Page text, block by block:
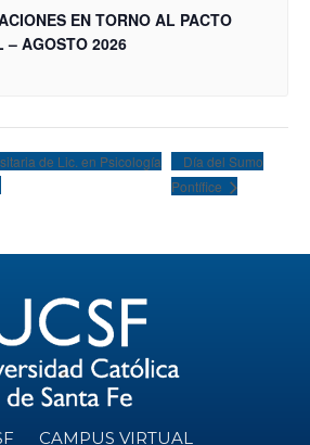
EN TORNO AL PACTO
– AGOSTO 2026
de Lic. en Psicología
Día del Sumo
Pontífice
CAMPUS VIRTUAL